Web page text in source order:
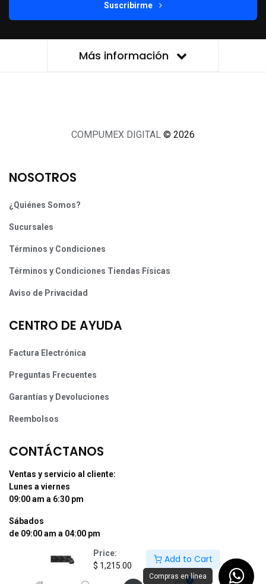
Price:
$ 1,215.00
Add to Cart
0
Suscribirme
Más información
COMPUMEX DIGITAL © 2026
NOSOTROS
¿Quiénes Somos?
Sucursales
Términos y Condiciones
Términos y Condiciones Tiendas Físicas
Aviso de Privacidad
CENTRO DE AYUDA
Factura Electrónica
Preguntas Frecuentes
Garantías y Devoluciones
Reembolsos
CONTÁCTANOS
Ventas y servicio al cliente:
Lunes a viernes
09:00 am a 6:30 pm
Sábados
de 09:00 am a 04:00 pm
Tel: (55) 50255181 Ext. 800 y 812
Whatsapp +52 56 10704437
Compras en línea